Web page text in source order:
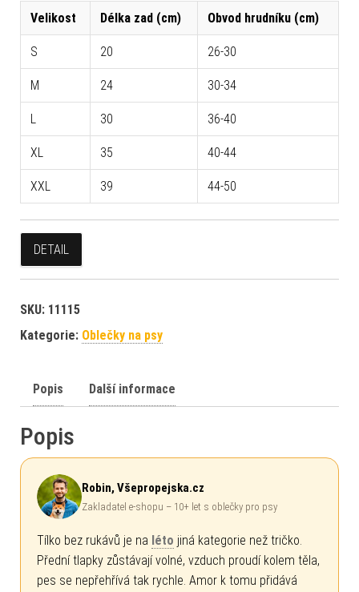
Velikost Délka zad (cm) Obvod hrudníku (cm)
S 20 26-30
M 24 30-34
L 30 36-40
XL 35 40-44
XXL 39 44-50
DETAIL
SKU: 11115
Kategorie: Oblečky na psy
Popis Další informace
Popis
Robin, Všepropejska.cz
Zakladatel e-shopu – 10+ let s oblečky pro psy
Tílko bez rukávů je na léto jiná kategorie než tričko.
Přední tlapky zůstávají volné, vzduch proudí kolem těla,
pes se nepřehřívá tak rychle. Amor k tomu přidává